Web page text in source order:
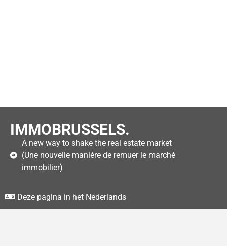
IMMOBRUSSELS.
A new way to shake the real estate market
(Une nouvelle manière de remuer le marché
immobilier)
Deze pagina in het Nederlands